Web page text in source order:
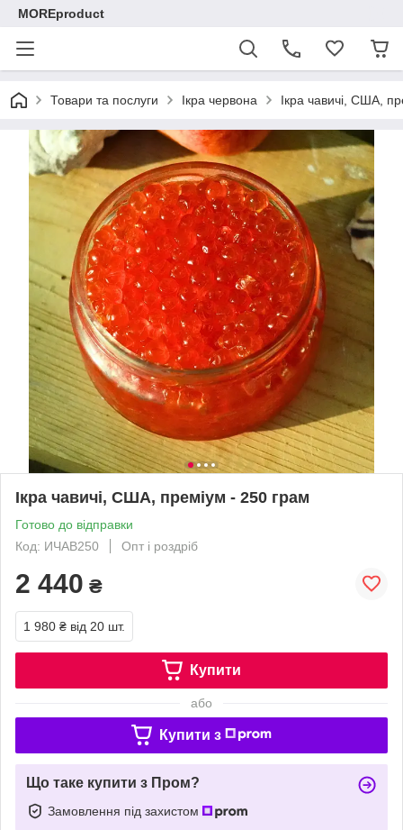
MOREproduct
Товари та послуги Ікра червона Ікра чавичі, США,
Ікра чавичі, США, преміум - 250 грам
Готово до відправки
Код: ИЧАВ250
Опт і роздріб
2 440 ₴
1 980 ₴ від 20 шт.
Купити
або
Купити з
Що таке купити з Пром?
Замовлення під захистом